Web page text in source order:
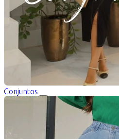
Conjuntos
(1)
EXG(2)